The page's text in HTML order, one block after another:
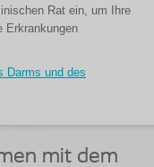
Rat ein, um Ihre
Erkrankungen
Darms und des
mit dem